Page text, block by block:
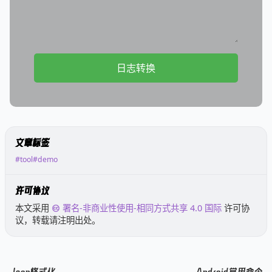
日志转换
文章标签
#tool#demo
许可协议
本文采用 署名-非商业性使用-相同方式共享 4.0 国际 许可协
议，转载请注明出处。